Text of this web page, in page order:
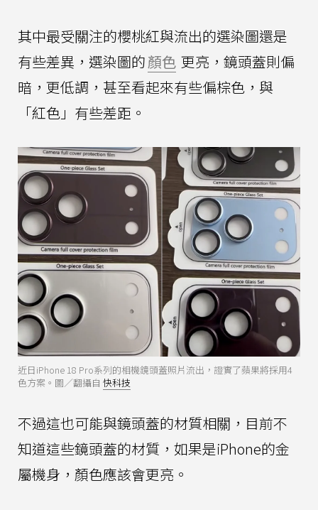
其中最受關注的櫻桃紅與流出的選染圖還是
有些差異，選染圖的顏色 更亮，鏡頭蓋則偏
暗，更低調，甚至看起來有些偏棕色，與
「紅色」有些差距。
近日iPhone 18 Pro系列的相機鏡頭蓋照片流出，證實了蘋果將採用4
色方案。圖／翻攝自 快科技
不過這也可能與鏡頭蓋的材質相關，目前不
知道這些鏡頭蓋的材質，如果是iPhone的金
屬機身，顏色應該會更亮。